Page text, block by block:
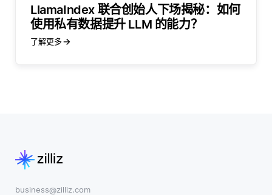
LlamaIndex 联合创始人下场揭秘：如何
使用私有数据提升 LLM 的能力？
了解更多
business@zilliz.com